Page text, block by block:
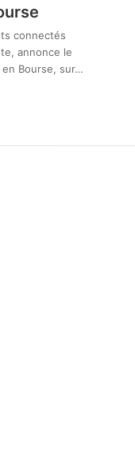
connectés
annonce le
Bourse, sur…